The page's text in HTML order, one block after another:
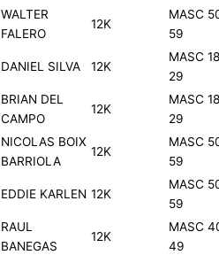
WALTER
FALERO
12K
MASC
59
DANIEL SILVA 12K
MASC
29
BRIAN DEL
CAMPO
12K
MASC
29
NICOLAS BOIX
BARRIOLA
12K
MASC
59
EDDIE KARLEN 12K
MASC
59
RAUL
BANEGAS
12K
MASC
49